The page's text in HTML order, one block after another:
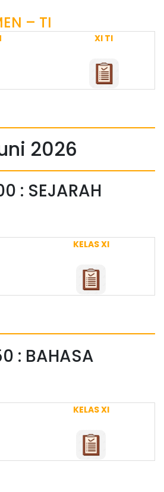
– TI
XI TI
2026
: SEJARAH
KELAS XI
: BAHASA
KELAS XI